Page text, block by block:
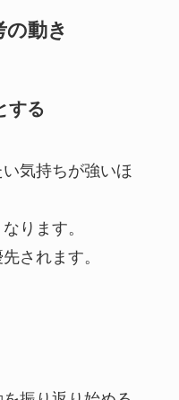
動き
する
気持ちが強いほ
ります。
されます。